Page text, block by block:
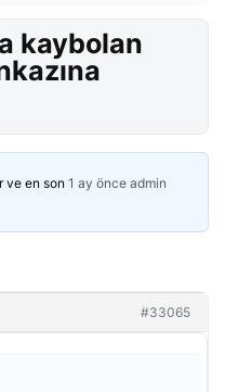
kaybolan
ve en son 1 ay önce admin
#33065